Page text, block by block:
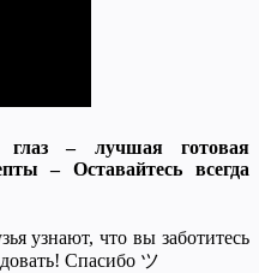
– лучшая готовая
– Оставайтесь всегда
узнают, что вы заботитесь
Спасибо ツ